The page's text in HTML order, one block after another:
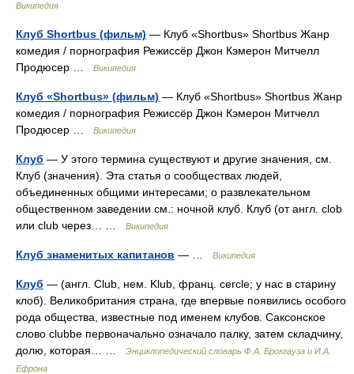
Википедия
Клуб Shortbus (фильм) — Клуб «Shortbus» Shortbus Жанр
комедия / порнография Режиссёр Джон Кэмерон Митчелл
Продюсер …
Википедия
Клуб «Shortbus» (фильм) — Клуб «Shortbus» Shortbus Жанр
комедия / порнография Режиссёр Джон Кэмерон Митчелл
Продюсер …
Википедия
Клуб — У этого термина существуют и другие значения, см.
Клуб (значения). Эта статья о сообществах людей,
объединенных общими интересами; о развлекательном
общественном заведении см.: ночной клуб. Клуб (от англ. clob
или club через… …
Википедия
Клуб знаменитых капитанов — … Википедия
Клуб — (англ. Club, нем. Klub, франц. cercle; y нас в старину
клоб). Великобритания страна, где впервые появились особого
рода общества, известные под именем клубов. Саксонское
слово clubbe первоначально означало палку, затем складчину,
долю, которая… …
Энциклопедический словарь Ф.А. Брокгауза и И.А.
Ефрона